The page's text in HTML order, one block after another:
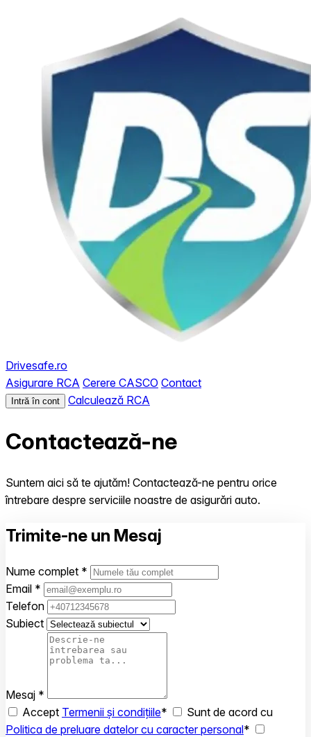
Drivesafe.ro
Asigurare RCA Cerere CASCO Contact
Intră în cont Calculează RCA
Contactează-ne
Suntem aici să te ajutăm! Contactează-ne pentru orice
întrebare despre serviciile noastre de asigurări auto.
Trimite-ne un Mesaj
Nume complet *
Email *
Telefon
Subiect
Mesaj *
Accept Termenii și condițiile*
Sunt de acord cu
Politica de preluare datelor cu caracter personal*